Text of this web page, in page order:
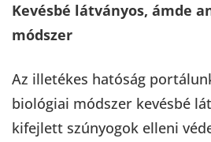
Kevésbé látványos, ámde
módszer
Az illetékes hatóság
biológiai módszer kevésbé
kifejlett szúnyogok elleni